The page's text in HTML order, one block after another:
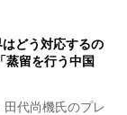
どう対応するの
留を行う中国
代尚機氏のプレ